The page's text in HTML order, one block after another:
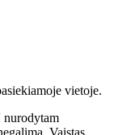
vietoje.
nurodytam